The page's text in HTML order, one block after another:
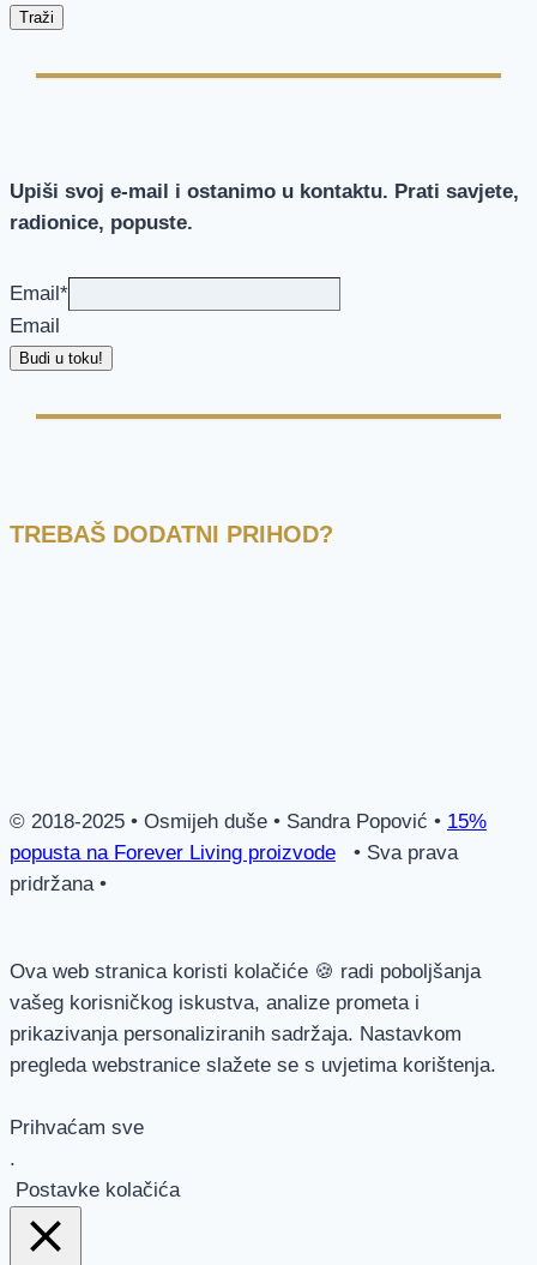
Traži
Upiši svoj e-mail i ostanimo u kontaktu. Prati savjete,
radionice, popuste.
Email*
Email
Budi u toku!
TREBAŠ DODATNI PRIHOD?
© 2018-2025 • Osmijeh duše • Sandra Popović • 15%
popusta na Forever Living proizvode • Sva prava
pridržana •
Ova web stranica koristi kolačiće 🍪 radi poboljšanja
vašeg korisničkog iskustva, analize prometa i
prikazivanja personaliziranih sadržaja. Nastavkom
pregleda webstranice slažete se s uvjetima korištenja.
Prihvaćam sve
.
Postavke kolačića